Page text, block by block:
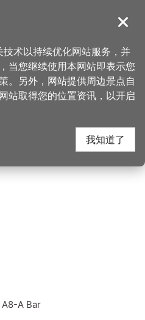
導覽
裁行馆
周边店家
A8-A Bar
关闭
术以持续优化网站服务，并
当您继续使用本网站即表示您
。另外，网站提供周边景点自
站取得您的位置资讯，以开启
我知道了